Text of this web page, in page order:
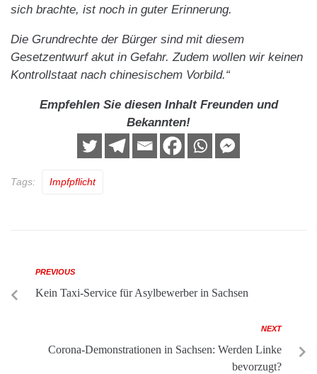
sich brachte, ist noch in guter Erinnerung.
Die Grundrechte der Bürger sind mit diesem
Gesetzentwurf akut in Gefahr. Zudem wollen wir keinen
Kontrollstaat nach chinesischem Vorbild.“
Empfehlen Sie diesen Inhalt Freunden und
Bekannten!
Tags: Impfpflicht
PREVIOUS
Kein Taxi-Service für Asylbewerber in Sachsen
NEXT
Corona-Demonstrationen in Sachsen: Werden Linke
bevorzugt?